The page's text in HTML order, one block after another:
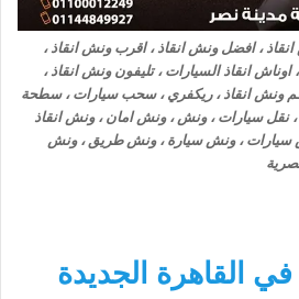
، افضل ونش انقاذ ، اقرب ونش انقاذ ،
اوناش انقاذ السيارات ، تليفون ونش انقاذ ،
ونش انقاذ ، ريكفري ، سحب سيارات ، سطحة
سيارات ، ونش ، ونش امان ، ونش انقاذ
سيارات ، ونش سيارة ، ونش طريق ، ونش
في القاهرة الجديدة